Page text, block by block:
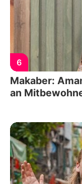
6
Makaber:
an